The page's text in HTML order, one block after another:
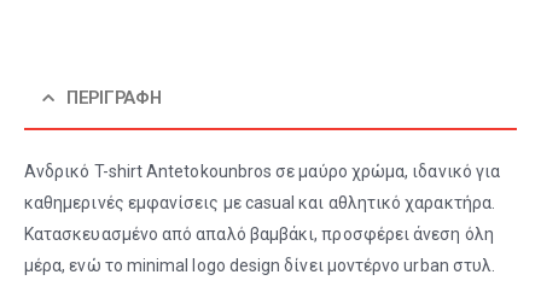
ΠΕΡΙΓΡΑΦΉ
Ανδρικό T-shirt Antetokounbros σε μαύρο χρώμα, ιδανικό για
καθημερινές εμφανίσεις με casual και αθλητικό χαρακτήρα.
Κατασκευασμένο από απαλό βαμβάκι, προσφέρει άνεση όλη
μέρα, ενώ το minimal logo design δίνει μοντέρνο urban στυλ.